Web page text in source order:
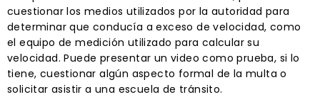
cuestionar los medios utilizados por la autoridad para
determinar que conducía a exceso de velocidad, como
el equipo de medición utilizado para calcular su
velocidad. Puede presentar un video como prueba, si lo
tiene, cuestionar algún aspecto formal de la multa o
solicitar asistir a una escuela de tránsito.